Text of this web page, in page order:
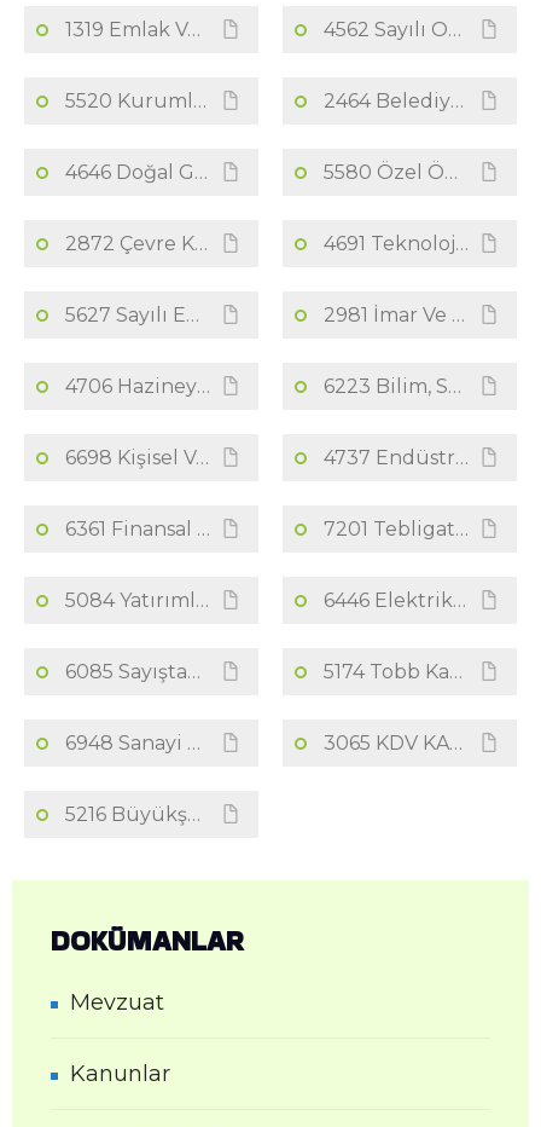
1319 Emlak Vergisi Kanunu 4562 Sayılı Osb Kanunu
5520 Kurumlar Vergisi Kanunu 2464 Belediye Gelirleri Kanunu
4646 Doğal Gaz Piyasası Kanunu 5580 Özel Öğretim Kurumları Kanunu
2872 Çevre Kanunu 4691 Teknoloji Geliştirme Bölgeleri Kanunu
5627 Sayılı Enerji Verimliliği Kanunu 2981 İmar Ve Gecekondu Mevzuatına Aykırı Yapılara Uygulanacak Bazı İşlemler
4706 Hazineye Ait Taşınmaz Malların Değerlendirilmesi Ve Kdv Kanununda Değişiklik Yapılması Hk.kanun 6223 Bilim, Sanayi Ve Teknoloji Bakanlığının Teşkilat Ve Görevleri Hakkında Kanun
6698 Kişisel Verilerin Korunması Kanunu 4737 Endüstri Bölgeleri Kanunu
6361 Finansal Kiralama, Faktoring Ve Finansman Şirketleri Kanunu 7201 Tebligat Kanunu
5084 Yatırımların Ve İstihdamın Teşviki Hakkında Kanun 6446 Elektrik Piyasası Kanunu
6085 Sayıştay Kanunu 5174 Tobb Kanunu
6948 Sanayi Sicili Kanunu 3065 KDV KANUNU
5216 Büyükşehir Belediyesi Kanunu
DOKÜMANLAR
Mevzuat
Kanunlar